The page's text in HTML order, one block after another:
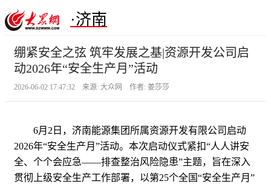
·济南
绷紧安全之弦 筑牢发展之基|资源开发公司启
动2026年“安全生产月”活动
2026-06-02 17:47:32 来源: 大众网 作者: 姜莎莎
6月2日，济南能源集团所属资源开发有限公司启动
2026年“安全生产月”活动。本次启动仪式紧扣“人人讲安
全、个个会应急——排查整治风险隐患”主题，旨在深入
贯彻上级安全生产工作部署，以第25个全国“安全生产月”